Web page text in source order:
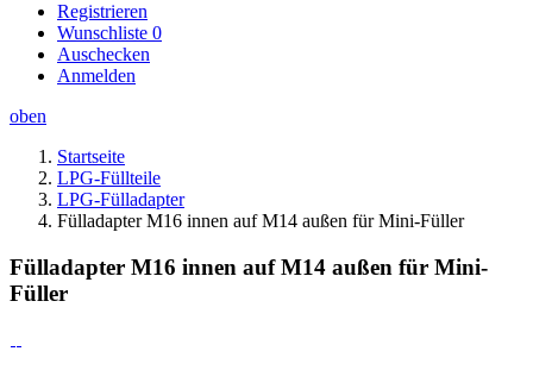
Registrieren
Wunschliste 0
Auschecken
Anmelden
oben
Startseite
LPG-Füllteile
LPG-Fülladapter
Fülladapter M16 innen auf M14 außen für Mini-Füller
Fülladapter M16 innen auf M14 außen für Mini-
Füller